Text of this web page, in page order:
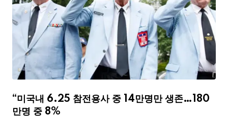
“미국내 6.25 참전용사 중 14만명만 생존…180
만명 중 8%